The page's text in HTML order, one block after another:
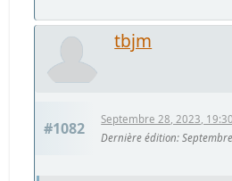
tbjm
#1082
Septembre 28, 2023,
Dernière édition: